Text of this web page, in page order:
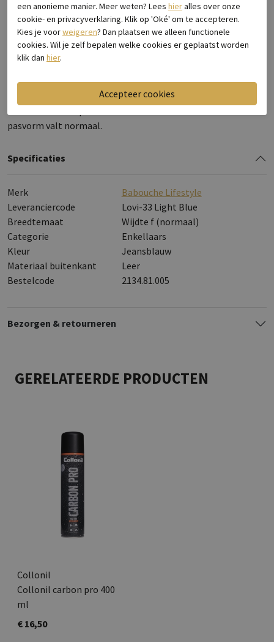
uitstekende grip, waardoor je zowel in de stad als op een
rustig wandelingetje zeker van je voeten blijft.Met de Lovi
enkellaars van Babouche ben je verzekerd van een combinatie
van mode, comfort en veelzijdigheid, een must-have voor de
look houdt. Perfect te combineren met jeans, jurken of
rokken voor een eigentijdse outfit.Kies voor de Lovi dames
pasvorm valt normaal.
Specificaties
Merk
Babouche Lifestyle
Leveranciercode
Lovi-33 Light Blue
Breedtemaat
Wijdte f (normaal)
Categorie
Enkellaars
Kleur
Jeansblauw
Materiaal buitenkant
Leer
Bestelcode
2134.81.005
Bezorgen & retourneren
GERELATEERDE PRODUCTEN
Collonil
Collonil carbon pro 400
ml
€ 16,50
een anonieme manier. Meer weten? Lees hieralles over onze
cookie- en privacyverklaring. Klik op 'Oké' om te accepteren.
Kies je voorweigeren? Dan plaatsen we alleen functionele
cookies. Wil je zelf bepalen welke cookies er geplaatst worden
klik dan hier.